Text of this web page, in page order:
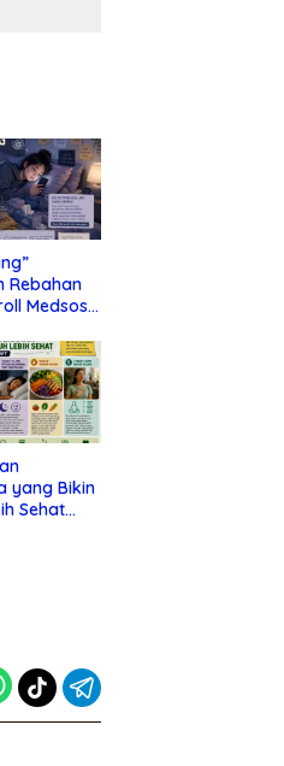
Rebahan
Medsos
yang Bikin
Sehat